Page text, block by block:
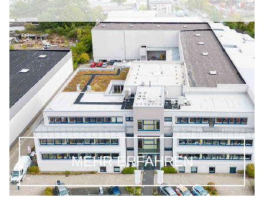
MEHR ERFAHREN